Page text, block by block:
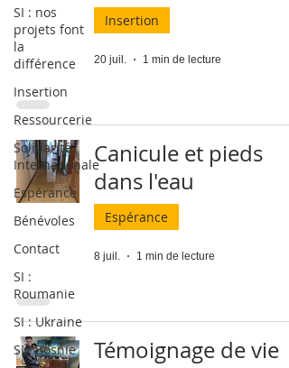
SI : nos
projets font
la
différence
Insertion
Ressourcerie
Solidarité
Internationale
Espérance
Bénévoles
Contact
SI :
Roumanie
SI : Ukraine
SI : Bosnie
Insertion
20 juil. 1 min de lecture
Canicule et pieds
dans l'eau
Espérance
8 juil. 1 min de lecture
Témoignage de vie